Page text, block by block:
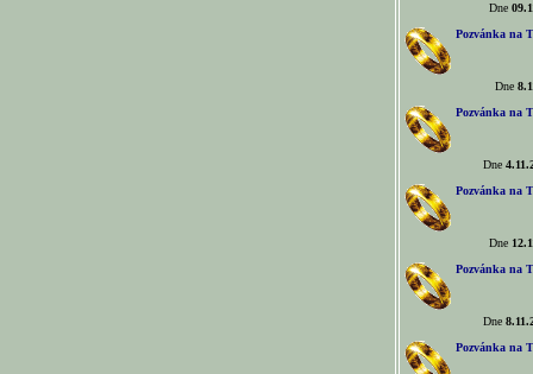
Dne
Pozvánka na
Dne
Pozvánka na
Dne
Pozvánka na
Dne
Pozvánka na
Dne
Pozvánka na